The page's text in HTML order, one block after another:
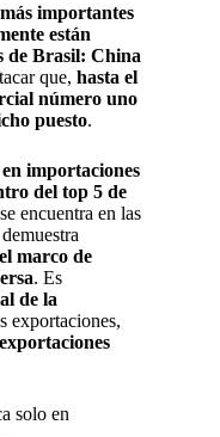
importantes
están
de Brasil: China
que, hasta el
número uno
puesto.
importaciones
del top 5 de
encuentra en las
marco de
. Es
de la
exportaciones,
solo en